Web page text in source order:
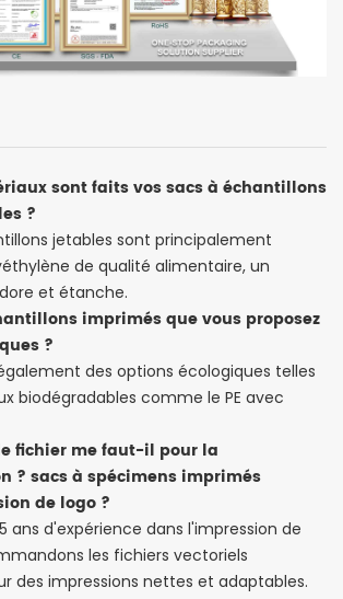
sont faits vos sacs à échantillons
?
jetables sont principalement
de qualité alimentaire, un
et étanche.
imprimés que vous proposez
?
des options écologiques telles
biodégradables comme le PE avec
fichier me faut-il pour la
? sacs à spécimens imprimés
de logo ?
ans d'expérience dans l'impression de
les fichiers vectoriels
des impressions nettes et adaptables.